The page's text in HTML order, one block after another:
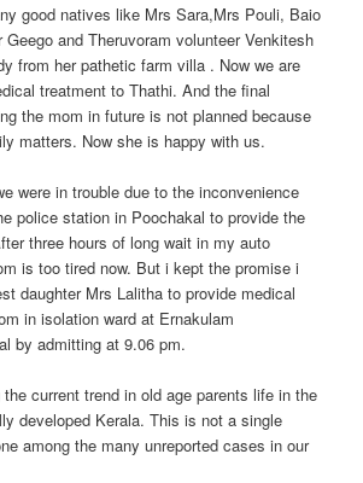
good natives like Mrs Sara,Mrs Pouli, Baio
Geego and Theruvoram volunteer Venkitesh
from her pathetic farm villa . Now we are
treatment to Thathi. And the final
the mom in future is not planned because
matters. Now she is happy with us.
were in trouble due to the inconvenience
police station in Poochakal to provide the
three hours of long wait in my auto
is too tired now. But i kept the promise i
daughter Mrs Lalitha to provide medical
in isolation ward at Ernakulam
by admitting at 9.06 pm.
current trend in old age parents life in the
developed Kerala. This is not a single
among the many unreported cases in our